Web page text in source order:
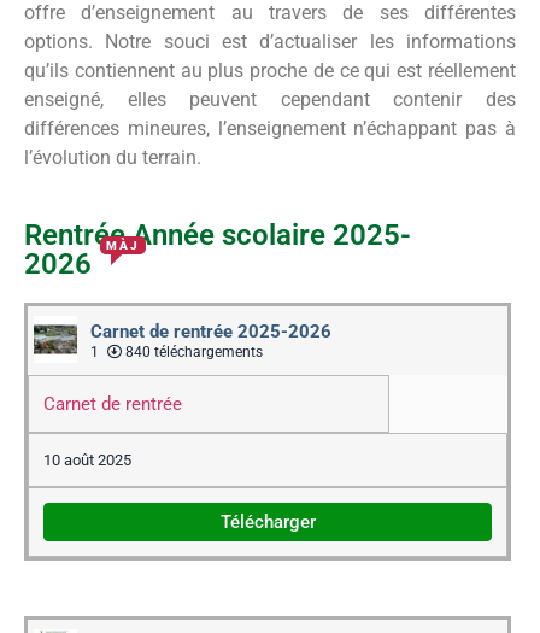
offre d’enseignement au travers de ses différentes
options. Notre souci est d’actualiser les informations
qu’ils contiennent au plus proche de ce qui est réellement
enseigné, elles peuvent cependant contenir des
différences mineures, l’enseignement n’échappant pas à
l’évolution du terrain.
Rentrée Année scolaire 2025-
2026
MÀJ
Carnet de rentrée 2025-2026
1 840 téléchargements
Carnet de rentrée
10 août 2025
Télécharger